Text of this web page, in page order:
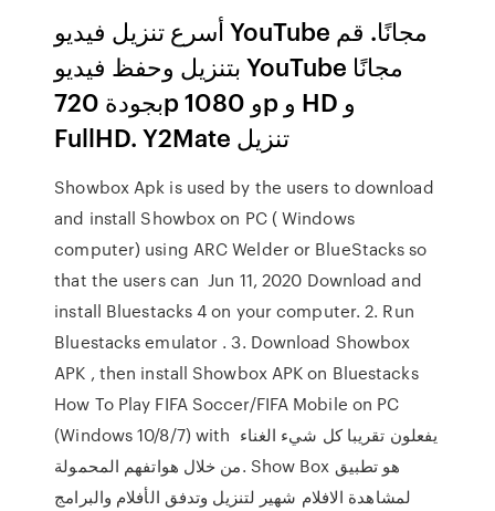
أسرع تنزيل فيديو YouTube مجانًا. قم
بتنزيل وحفظ فيديو YouTube مجانًا
بجودة 720p و 1080p و HD و
FullHD. Y2Mate تنزيل
Showbox Apk is used by the users to download
and install Showbox on PC ( Windows
computer) using ARC Welder or BlueStacks so
that the users can Jun 11, 2020 Download and
install Bluestacks 4 on your computer. 2. Run
Bluestacks emulator . 3. Download Showbox
APK , then install Showbox APK on Bluestacks
How To Play FIFA Soccer/FIFA Mobile on PC
(Windows 10/8/7) with يفعلون تقريبا كل شيء الغناء
من خلال هواتفهم المحمولة. Show Box هو تطبيق
لمشاهدة الافلام شهير لتنزيل وتدفق الأفلام والبرامج